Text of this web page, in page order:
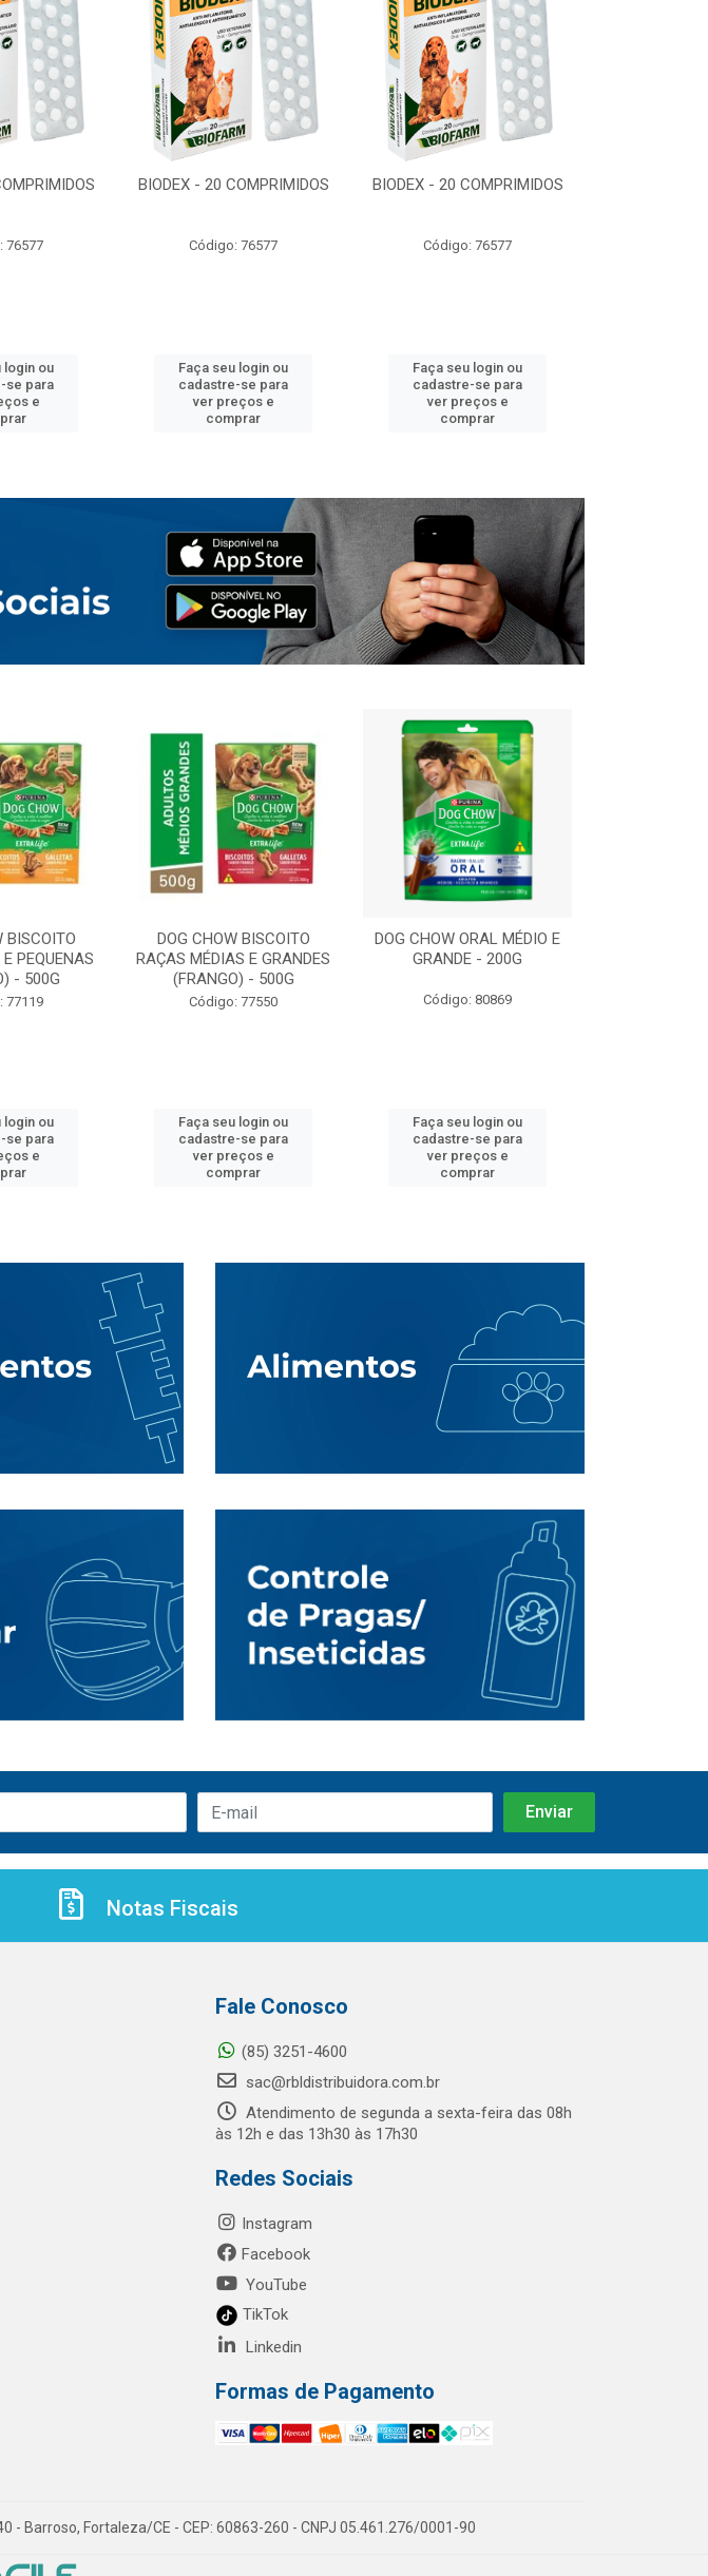
76577
login ou
se para
e
BIODEX - 20 COMPRIMIDOS
Código: 76577
Faça seu login ou
cadastre-se para
ver preços e
comprar
BIODEX - 20 COMPRIMIDOS
Código: 76577
Faça seu login ou
cadastre-se para
ver preços e
comprar
BISCOITO
PEQUENAS
- 500G
77119
login ou
se para
e
DOG CHOW BISCOITO
RAÇAS MÉDIAS E GRANDES
(FRANGO) - 500G
Código: 77550
Faça seu login ou
cadastre-se para
ver preços e
comprar
DOG CHOW ORAL MÉDIO E
GRANDE - 200G
Código: 80869
Faça seu login ou
cadastre-se para
ver preços e
comprar
Notas Fiscais
Fale Conosco
(85) 3251-4600
sac@rbldistribuidora.com.br
Atendimento de segunda a sexta-feira das 08h
às 12h e das 13h30 às 17h30
Redes Sociais
Instagram
Facebook
YouTube
TikTok
Linkedin
Formas de Pagamento
- Barroso, Fortaleza/CE - CEP: 60863-260 - CNPJ 05.461.276/0001-90